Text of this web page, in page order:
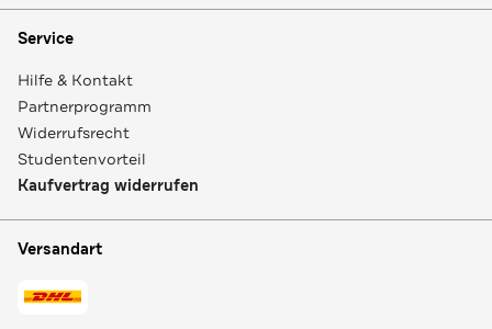
Service
Hilfe & Kontakt
Partnerprogramm
Widerrufsrecht
Studentenvorteil
Kaufvertrag widerrufen
Versandart